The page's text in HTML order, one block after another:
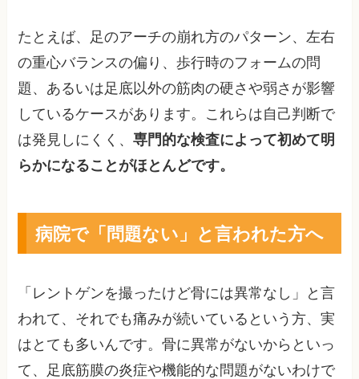
たとえば、足のアーチの崩れ方のパターン、左右
の重心バランスの偏り、歩行時のフォームの問
題、あるいは足底以外の筋肉の硬さや弱さが影響
しているケースがあります。これらは自己判断で
は発見しにくく、専門的な検査によって初めて明
らかになることがほとんどです。
病院で「問題ない」と言われた方へ
「レントゲンを撮ったけど骨には異常なし」と言
われて、それでも痛みが続いているという方、実
はとても多いんです。骨に異常がないからといっ
て、足底筋膜の炎症や機能的な問題がないわけで